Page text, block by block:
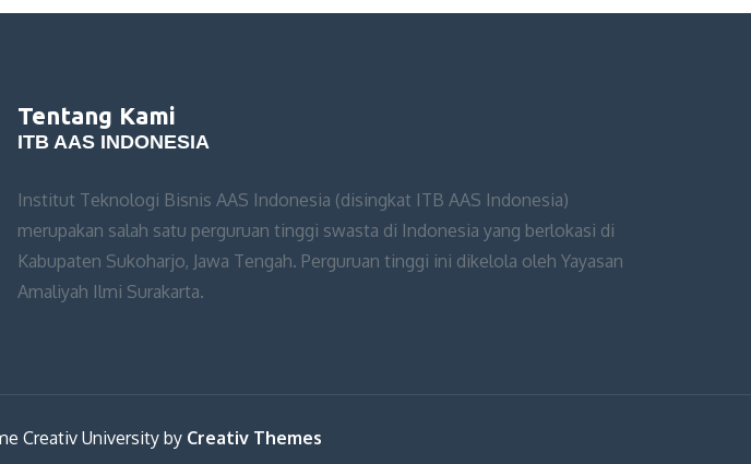
Tentang Kami
ITB AAS INDONESIA
Institut Teknologi Bisnis AAS Indonesia (disingkat ITB AAS Indonesia)
merupakan salah satu perguruan tinggi swasta di Indonesia yang berlokasi di
Kabupaten Sukoharjo, Jawa Tengah. Perguruan tinggi ini dikelola oleh Yayasan
Amaliyah Ilmi Surakarta.
Creativ University by Creativ Themes